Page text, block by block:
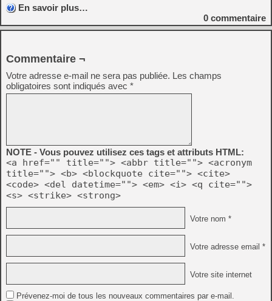
En savoir plus…
0 commentaire
Commentaire ¬
Votre adresse e-mail ne sera pas publiée. Les champs
obligatoires sont indiqués avec *
NOTE - Vous pouvez utilisez ces tags et attributs HTML:
<a href="" title=""> <abbr title=""> <acronym
title=""> <b> <blockquote cite=""> <cite>
<code> <del datetime=""> <em> <i> <q cite="">
<s> <strike> <strong>
Votre nom *
Votre adresse email *
Votre site internet
Prévenez-moi de tous les nouveaux commentaires par e-mail.